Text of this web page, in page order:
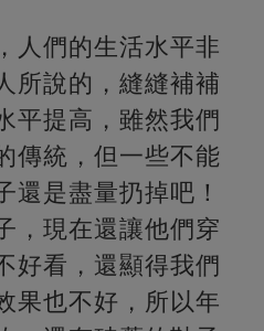
人們的生活水平非
所說的，縫縫補補
平提高，雖然我們
傳統，但一些不能
還是盡量扔掉吧！
，現在還讓他們穿
好看，還顯得我們
果也不好，所以年